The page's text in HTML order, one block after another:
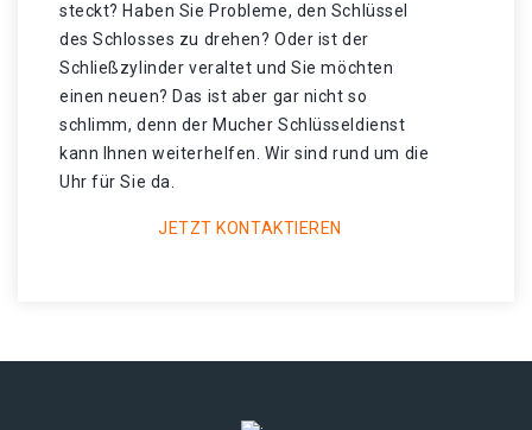
steckt? Haben Sie Probleme, den Schlüssel
des Schlosses zu drehen? Oder ist der
Schließzylinder veraltet und Sie möchten
einen neuen? Das ist aber gar nicht so
schlimm, denn der Mucher Schlüsseldienst
kann Ihnen weiterhelfen. Wir sind rund um die
Uhr für Sie da.
JETZT KONTAKTIEREN